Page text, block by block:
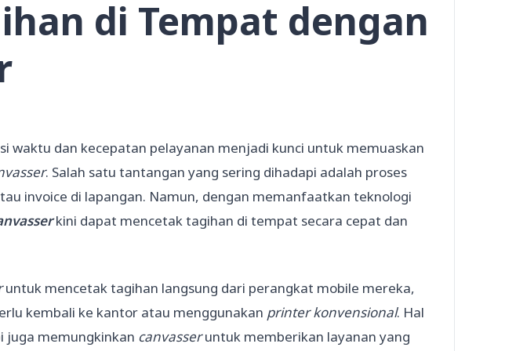
di Tempat dengan
waktu dan kecepatan pelayanan menjadi kunci untuk memuaskan
. Salah satu tantangan yang sering dihadapi adalah proses
invoice di lapangan. Namun, dengan memanfaatkan teknologi
kini dapat mencetak tagihan di tempat secara cepat dan
untuk mencetak tagihan langsung dari perangkat mobile mereka,
kembali ke kantor atau menggunakan printer konvensional. Hal
juga memungkinkan canvasseruntuk memberikan layanan yang